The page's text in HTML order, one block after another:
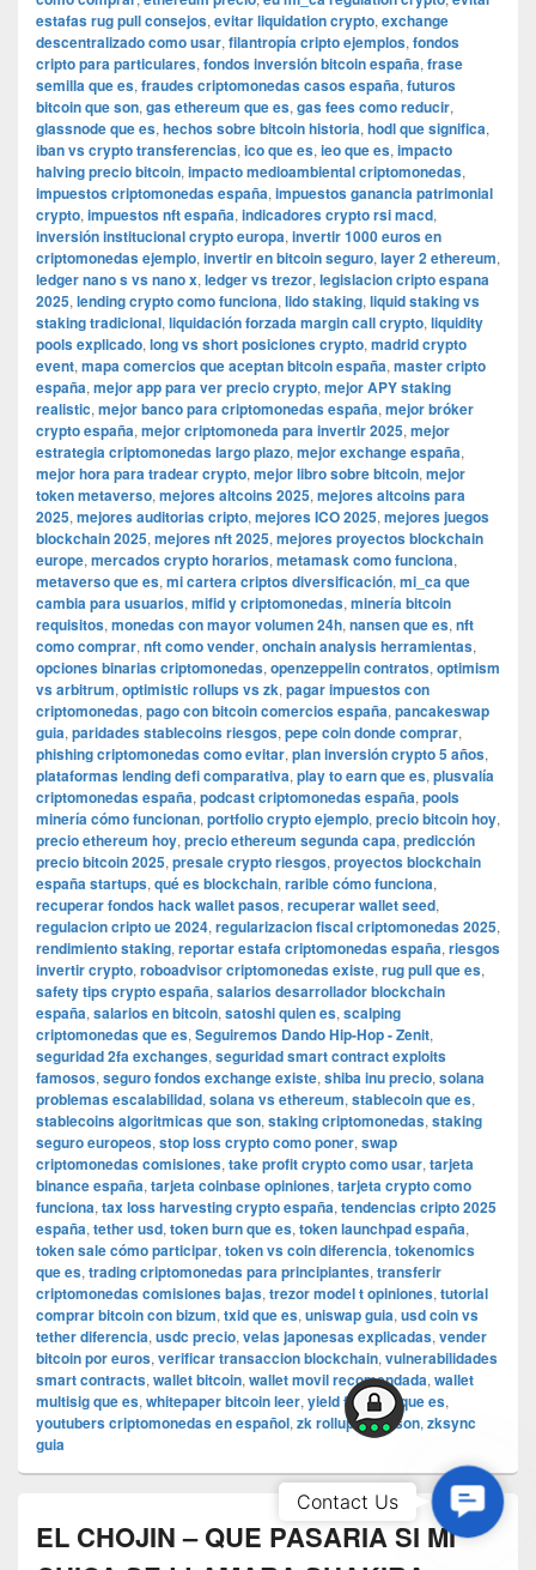
estafas rug pull consejos, evitar liquidation crypto, exchange
descentralizado como usar, filantropía cripto ejemplos, fondos
cripto para particulares, fondos inversión bitcoin españa, frase
semilla que es, fraudes criptomonedas casos españa, futuros
bitcoin que son, gas ethereum que es, gas fees como reducir,
glassnode que es, hechos sobre bitcoin historia, hodl que significa,
iban vs crypto transferencias, ico que es, ieo que es, impacto
halving precio bitcoin, impacto medioambiental criptomonedas,
impuestos criptomonedas españa, impuestos ganancia patrimonial
crypto, impuestos nft españa, indicadores crypto rsi macd,
inversión institucional crypto europa, invertir 1000 euros en
criptomonedas ejemplo, invertir en bitcoin seguro, layer 2 ethereum,
ledger nano s vs nano x, ledger vs trezor, legislacion cripto espana
2025, lending crypto como funciona, lido staking, liquid staking vs
staking tradicional, liquidación forzada margin call crypto, liquidity
pools explicado, long vs short posiciones crypto, madrid crypto
event, mapa comercios que aceptan bitcoin españa, master cripto
españa, mejor app para ver precio crypto, mejor APY staking
realistic, mejor banco para criptomonedas españa, mejor bróker
crypto españa, mejor criptomoneda para invertir 2025, mejor
estrategia criptomonedas largo plazo, mejor exchange españa,
mejor hora para tradear crypto, mejor libro sobre bitcoin, mejor
token metaverso, mejores altcoins 2025, mejores altcoins para
2025, mejores auditorias cripto, mejores ICO 2025, mejores juegos
blockchain 2025, mejores nft 2025, mejores proyectos blockchain
europe, mercados crypto horarios, metamask como funciona,
metaverso que es, mi cartera criptos diversificación, mi_ca que
cambia para usuarios, mifid y criptomonedas, minería bitcoin
requisitos, monedas con mayor volumen 24h, nansen que es, nft
como comprar, nft como vender, onchain analysis herramientas,
opciones binarias criptomonedas, openzeppelin contratos, optimism
vs arbitrum, optimistic rollups vs zk, pagar impuestos con
criptomonedas, pago con bitcoin comercios españa, pancakeswap
guia, paridades stablecoins riesgos, pepe coin donde comprar,
phishing criptomonedas como evitar, plan inversión crypto 5 años,
plataformas lending defi comparativa, play to earn que es, plusvalía
criptomonedas españa, podcast criptomonedas españa, pools
minería cómo funcionan, portfolio crypto ejemplo, precio bitcoin hoy,
precio ethereum hoy, precio ethereum segunda capa, predicción
precio bitcoin 2025, presale crypto riesgos, proyectos blockchain
españa startups, qué es blockchain, rarible cómo funciona,
recuperar fondos hack wallet pasos, recuperar wallet seed,
regulacion cripto ue 2024, regularizacion fiscal criptomonedas 2025,
rendimiento staking, reportar estafa criptomonedas españa, riesgos
invertir crypto, roboadvisor criptomonedas existe, rug pull que es,
safety tips crypto españa, salarios desarrollador blockchain
españa, salarios en bitcoin, satoshi quien es, scalping
criptomonedas que es, Seguiremos Dando Hip-Hop - Zenit,
seguridad 2fa exchanges, seguridad smart contract exploits
famosos, seguro fondos exchange existe, shiba inu precio, solana
problemas escalabilidad, solana vs ethereum, stablecoin que es,
stablecoins algoritmicas que son, staking criptomonedas, staking
seguro europeos, stop loss crypto como poner, swap
criptomonedas comisiones, take profit crypto como usar, tarjeta
binance españa, tarjeta coinbase opiniones, tarjeta crypto como
funciona, tax loss harvesting crypto españa, tendencias cripto 2025
españa, tether usd, token burn que es, token launchpad españa,
token sale cómo participar, token vs coin diferencia, tokenomics
que es, trading criptomonedas para principiantes, transferir
criptomonedas comisiones bajas, trezor model t opiniones, tutorial
comprar bitcoin con bizum, txid que es, uniswap guia, usd coin vs
tether diferencia, usdc precio, velas japonesas explicadas, vender
bitcoin por euros, verificar transaccion blockchain, vulnerabilidades
smart contracts, wallet bitcoin, wallet movil recomendada, wallet
multisig que es, whitepaper bitcoin leer, yield farming que es,
youtubers criptomonedas en español, zk rollups que son, zksync
guia
EL CHOJIN – QUE PASARIA SI MI
Us
Contact Us